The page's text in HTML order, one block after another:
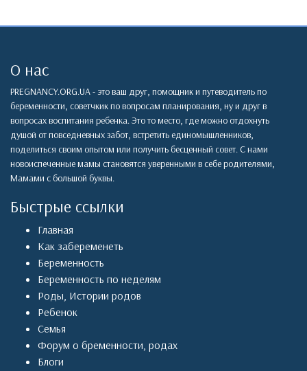
О нас
PREGNANCY.ORG.UA - это ваш друг, помощник и путеводитель по
беременности, советчкик по вопросам планирования, ну и друг в
вопросах воспитания ребенка. Это то место, где можно отдохнуть
душой от повседневных забот, встретить единомышленников,
поделиться своим опытом или получить бесценный совет. С нами
новоиспеченные мамы становятся уверенными в себе родителями,
Мамами с большой буквы.
Быстрые ссылки
Главная
Как забеременеть
Беременность
Беременность по неделям
Роды, Истории родов
Ребенок
Семья
Форум о бременности, родах
Блоги